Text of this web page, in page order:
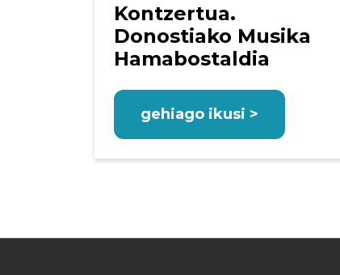
Kontzertua.
Donostiako Musika
Hamabostaldia
gehiago ikusi >